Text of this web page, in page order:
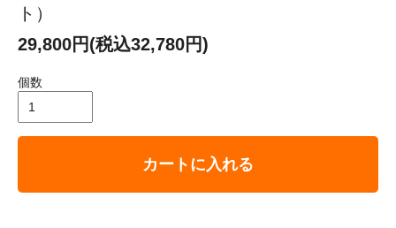
ト）
29,800円(税込32,780円)
個数
カートに入れる